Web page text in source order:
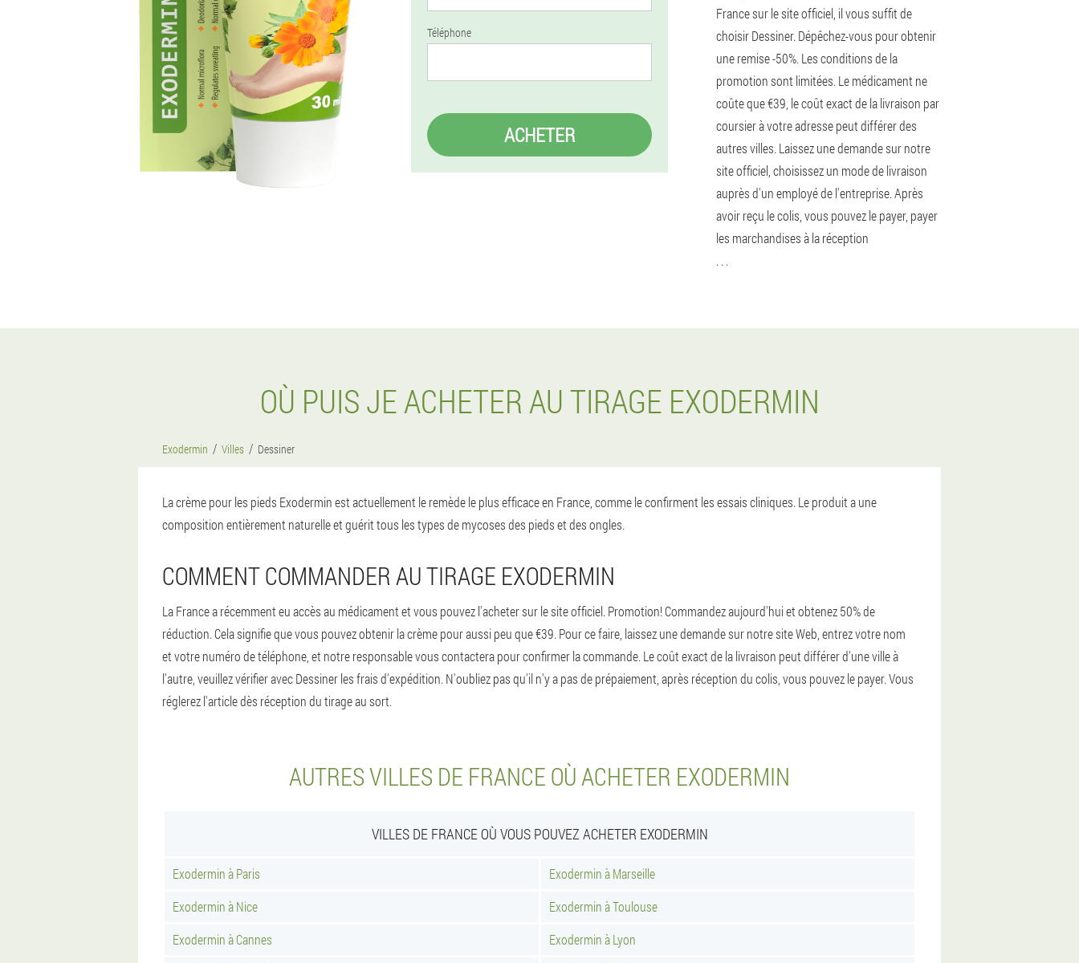
Téléphone
ACHETER
France sur le site officiel, il vous suffit de
choisir Dessiner. Dépêchez-vous pour obtenir
une remise -50%. Les conditions de la
promotion sont limitées. Le médicament ne
coûte que €39, le coût exact de la livraison par
coursier à votre adresse peut différer des
autres villes. Laissez une demande sur notre
site officiel, choisissez un mode de livraison
auprès d'un employé de l'entreprise. Après
avoir reçu le colis, vous pouvez le payer, payer
les marchandises à la réception
. . .
OÙ PUIS JE ACHETER AU TIRAGE EXODERMIN
Exodermin Villes Dessiner
La crème pour les pieds Exodermin est actuellement le remède le plus efficace en France, comme le confirment les essais cliniques. Le produit a une
composition entièrement naturelle et guérit tous les types de mycoses des pieds et des ongles.
COMMENT COMMANDER AU TIRAGE EXODERMIN
La France a récemment eu accès au médicament et vous pouvez l'acheter sur le site officiel. Promotion! Commandez aujourd'hui et obtenez 50% de
réduction. Cela signifie que vous pouvez obtenir la crème pour aussi peu que €39. Pour ce faire, laissez une demande sur notre site Web, entrez votre nom
et votre numéro de téléphone, et notre responsable vous contactera pour confirmer la commande. Le coût exact de la livraison peut différer d'une ville à
l'autre, veuillez vérifier avec Dessiner les frais d'expédition. N'oubliez pas qu'il n'y a pas de prépaiement, après réception du colis, vous pouvez le payer. Vous
réglerez l'article dès réception du tirage au sort.
AUTRES VILLES DE FRANCE OÙ ACHETER EXODERMIN
VILLES DE FRANCE OÙ VOUS POUVEZ ACHETER EXODERMIN
Exodermin à Paris
Exodermin à Marseille
Exodermin à Nice
Exodermin à Toulouse
Exodermin à Cannes
Exodermin à Lyon